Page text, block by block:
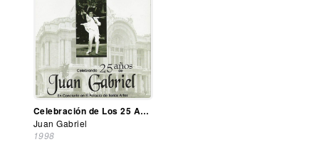
Celebración de Los 25 Años
Juan Gabriel
1998